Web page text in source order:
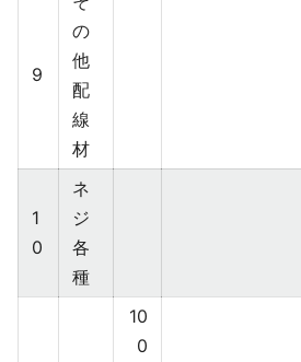
9
の
他
配
線
材
1
0
ネ
ジ
各
種
10
0